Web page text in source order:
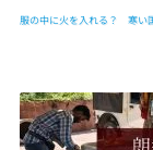
服の中に火を入れる？ 寒い